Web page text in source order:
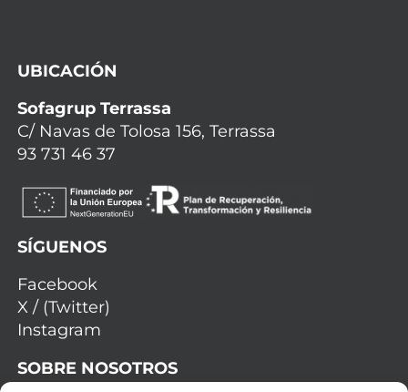
UBICACIÓN
Sofagrup Terrassa
C/ Navas de Tolosa 156, Terrassa
93 731 46 37
SÍGUENOS
Facebook
X / (Twitter)
Instagram
SOBRE NOSOTROS